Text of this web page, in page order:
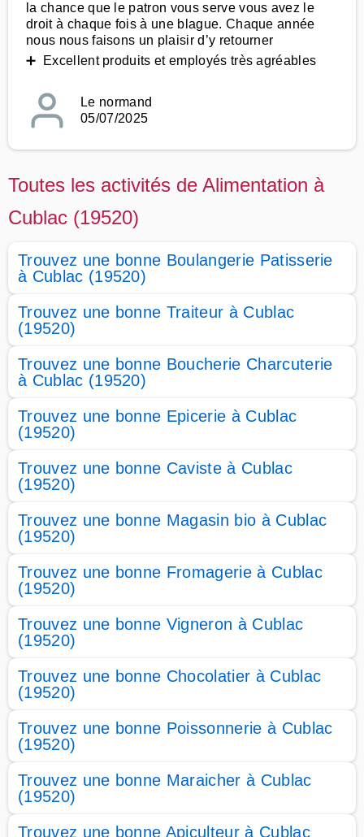
la chance que le patron vous serve vous avez le
droit à chaque fois à une blague. Chaque année
nous nous faisons un plaisir d’y retourner
➕ Excellent produits et employés très agréables
Le normand
05/07/2025
Toutes les activités de Alimentation à
Cublac (19520)
Trouvez une bonne Boulangerie Patisserie
à Cublac (19520)
Trouvez une bonne Traiteur à Cublac
(19520)
Trouvez une bonne Boucherie Charcuterie
à Cublac (19520)
Trouvez une bonne Epicerie à Cublac
(19520)
Trouvez une bonne Caviste à Cublac
(19520)
Trouvez une bonne Magasin bio à Cublac
(19520)
Trouvez une bonne Fromagerie à Cublac
(19520)
Trouvez une bonne Vigneron à Cublac
(19520)
Trouvez une bonne Chocolatier à Cublac
(19520)
Trouvez une bonne Poissonnerie à Cublac
(19520)
Trouvez une bonne Maraicher à Cublac
(19520)
Trouvez une bonne Apiculteur à Cublac